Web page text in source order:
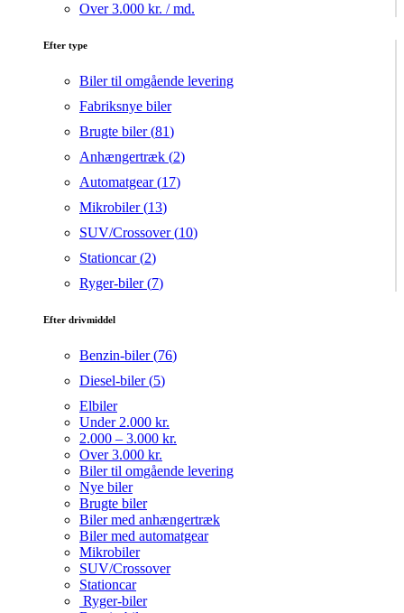
Over 3.000 kr. / md.
Efter type
Biler til omgående levering
Fabriksnye biler
Brugte biler (81)
Anhængertræk (2)
Automatgear (17)
Mikrobiler (13)
SUV/Crossover (10)
Stationcar (2)
Ryger-biler (7)
Efter drivmiddel
Benzin-biler (76)
Diesel-biler (5)
Elbiler
Under 2.000 kr.
2.000 – 3.000 kr.
Over 3.000 kr.
Biler til omgående levering
Nye biler
Brugte biler
Biler med anhængertræk
Biler med automatgear
Mikrobiler
SUV/Crossover
Stationcar
Ryger-biler